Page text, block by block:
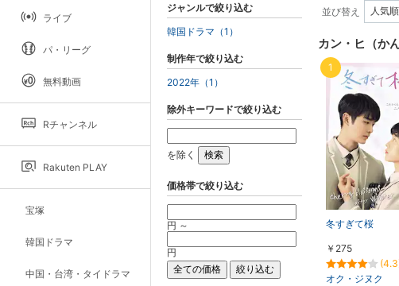
ライブ
パ・リーグ
無料動画
Rチャンネル
Rakuten PLAY
宝塚
韓国ドラマ
中国・台湾・タイドラマ
並び替え
カン・ヒ（か
冬すぎて桜
￥275
オク・ジヌク
1
ジャンルで絞り込む
韓国ドラマ（1）
制作年で絞り込む
2022年（1）
除外キーワードで絞り込む
を除く
価格帯で絞り込む
円 ～
円